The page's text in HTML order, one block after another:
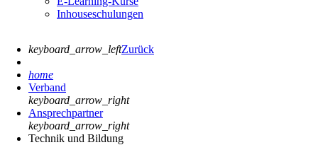
Inhouseschulungen
keyboard_arrow_leftZurück
home
Verband
keyboard_arrow_right
Ansprechpartner
keyboard_arrow_right
Technik und Bildung